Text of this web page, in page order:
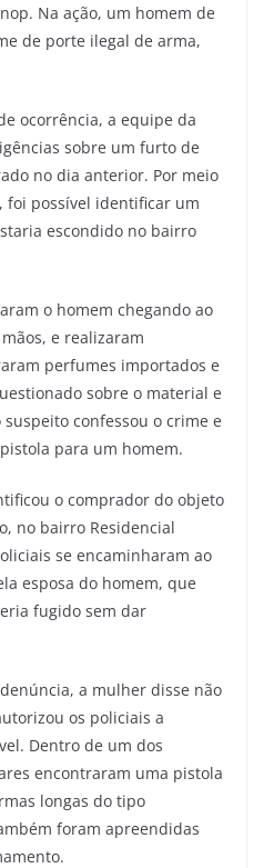
Na ação, um homem de
de porte ilegal de arma,
ocorrência, a equipe da
sobre um furto de
no dia anterior. Por meio
foi possível identificar um
escondido no bairro
o homem chegando ao
e realizaram
perfumes importados e
sobre o material e
confessou o crime e
para um homem.
o comprador do objeto
no bairro Residencial
se encaminharam ao
esposa do homem, que
fugido sem dar
a mulher disse não
os policiais a
Dentro de um dos
encontraram uma pistola
longas do tipo
foram apreendidas